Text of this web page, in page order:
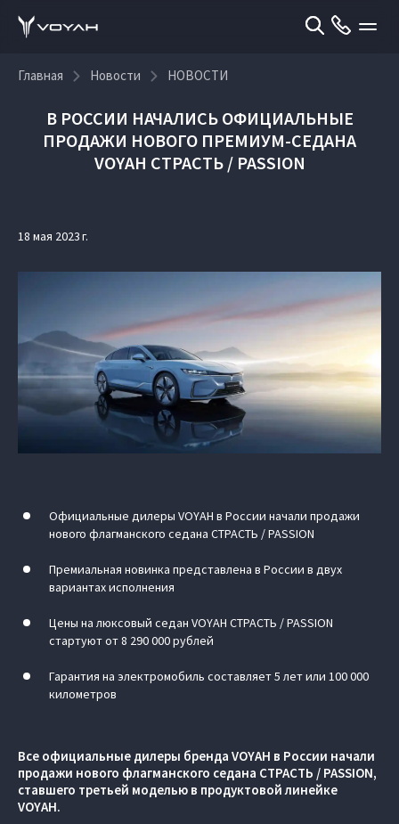
Главная Новости НОВОСТИ
В РОССИИ НАЧАЛИСЬ ОФИЦИАЛЬНЫЕ
ПРОДАЖИ НОВОГО ПРЕМИУМ-СЕДАНА
VOYAH СТРАСТЬ / PASSION
18 мая 2023 г.
Официальные дилеры VOYAH в России начали продажи
нового флагманского седана СТРАСТЬ / PASSION
Премиальная новинка представлена в России в двух
вариантах исполнения
Цены на люксовый седан VOYAH СТРАСТЬ / PASSION
стартуют от 8 290 000 рублей
Гарантия на электромобиль составляет 5 лет или 100 000
километров
Все официальные дилеры бренда VOYAH в России начали
продажи нового флагманского седана СТРАСТЬ / PASSION,
ставшего третьей моделью в продуктовой линейке
VOYAH.